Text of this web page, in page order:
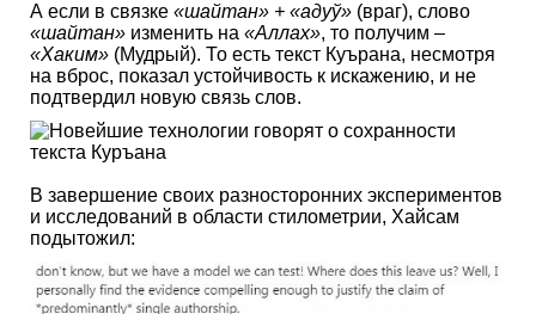
А если в связке «шайтан» + «адуў» (враг), слово
«шайтан» изменить на «Аллах», то получим –
«Хаким» (Мудрый). То есть текст Куърана, несмотря
на вброс, показал устойчивость к искажению, и не
подтвердил новую связь слов.
В завершение своих разносторонних экспериментов
и исследований в области стилометрии, Хайсам
подытожил: